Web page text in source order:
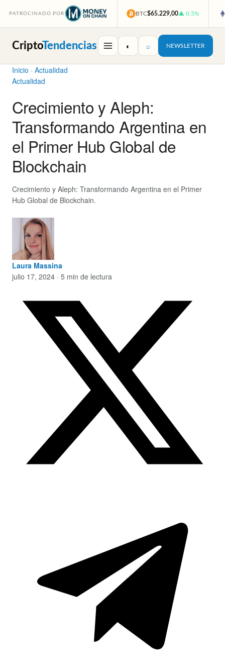
PATROCINADO POR BTC$65.229,00▲ 0,5%
CriptoTendencias ◐ ⌕ NEWSLETTER
Inicio · Actualidad
Actualidad
Crecimiento y Aleph:
Transformando Argentina en
el Primer Hub Global de
Blockchain
Crecimiento y Aleph: Transformando Argentina en el Primer
Hub Global de Blockchain.
Laura Massina
julio 17, 2024 · 5 min de lectura